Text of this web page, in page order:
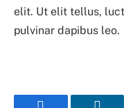
elit. Ut elit tellus,
pulvinar dapibus leo.